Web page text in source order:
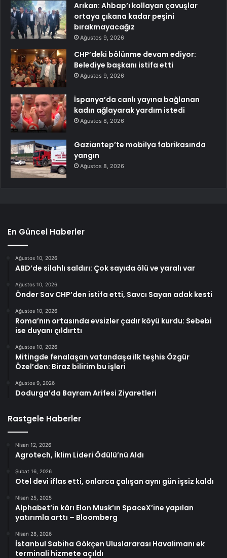
Arıkan: Ahbap’ı kollayan çavuşlar
ortaya çıkana kadar peşini
bırakmayacağız
Ağustos 9, 2026
CHP’deki bölünme devam ediyor:
Belediye başkanı istifa etti
Ağustos 9, 2026
İspanya’da canlı yayına bağlanan
kadın ağlayarak yardım istedi
Ağustos 8, 2026
Gaziantep’te mobilya fabrikasında
yangın
Ağustos 8, 2026
En Güncel Haberler
Ağustos 10, 2026
ABD’de silahlı saldırı: Çok sayıda ölü ve yaralı var
Ağustos 10, 2026
Önder Sav CHP’den istifa etti, Savcı Sayan adak kesti
Ağustos 10, 2026
Roma’nın ortasında evsizler çadır köyü kurdu: Sebebi
ise duyanı çıldırttı
Ağustos 10, 2026
Mitingde fenalaşan vatandaşa ilk teşhis Özgür
Özel’den: Biraz bilirim bu işleri
Ağustos 9, 2026
Dodurga’da Bayram Arifesi Ziyaretleri
Rastgele Haberler
Nisan 12, 2026
Agrotech, İklim Lideri Ödülü’nü Aldı
Şubat 16, 2026
Otel devi iflas etti, onlarca çalışan aynı gün işsiz kaldı
Nisan 25, 2025
Alphabet’in kârı Elon Musk’ın SpaceX’ine yapılan
yatırımla arttı – Bloomberg
Nisan 28, 2026
İstanbul Sabiha Gökçen Uluslararası Havalimanı ek
terminali hizmete açıldı